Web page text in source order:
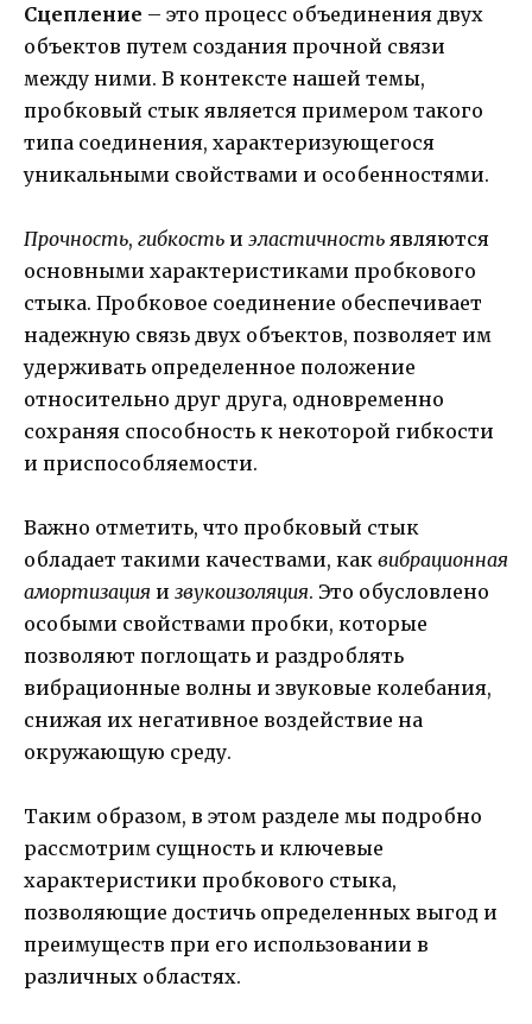
Сцепление – это процесс объединения двух
объектов путем создания прочной связи
между ними. В контексте нашей темы,
пробковый стык является примером такого
типа соединения, характеризующегося
уникальными свойствами и особенностями.
Прочность, гибкость и эластичность являются
основными характеристиками пробкового
стыка. Пробковое соединение обеспечивает
надежную связь двух объектов, позволяет им
удерживать определенное положение
относительно друг друга, одновременно
сохраняя способность к некоторой гибкости
и приспособляемости.
Важно отметить, что пробковый стык
обладает такими качествами, как вибрационная
амортизация и звукоизоляция. Это обусловлено
особыми свойствами пробки, которые
позволяют поглощать и раздроблять
вибрационные волны и звуковые колебания,
снижая их негативное воздействие на
окружающую среду.
Таким образом, в этом разделе мы подробно
рассмотрим сущность и ключевые
характеристики пробкового стыка,
позволяющие достичь определенных выгод и
преимуществ при его использовании в
различных областях.